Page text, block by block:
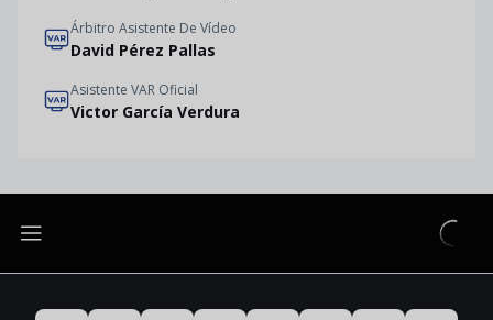
Árbitro Asistente De Vídeo
David Pérez Pallas
Asistente VAR Oficial
Victor García Verdura